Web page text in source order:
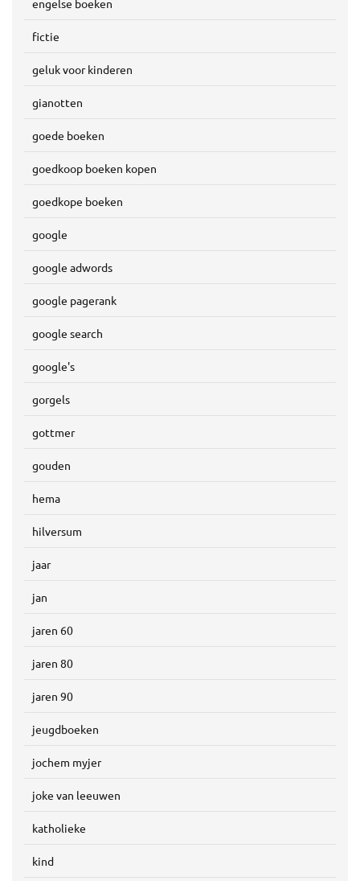
engelse boeken
fictie
geluk voor kinderen
gianotten
goede boeken
goedkoop boeken kopen
goedkope boeken
google
google adwords
google pagerank
google search
google's
gorgels
gottmer
gouden
hema
hilversum
jaar
jan
jaren 60
jaren 80
jaren 90
jeugdboeken
jochem myjer
joke van leeuwen
katholieke
kind